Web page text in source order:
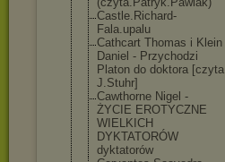
Castle.Richard-
Fala.upalu
Cathcart Thomas i Klein
Daniel - Przychodzi
Platon do doktora [czyta
J.Stuhr]
Cawthorne Nigel -
ŻYCIE EROTYCZNE
WIELKICH
DYKTATORÓW
dyktatorów